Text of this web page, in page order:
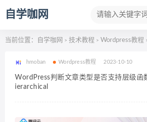
自学咖网
当前位置： 自学咖网 > 技术教程 > Wordpress教程
hmoban Wordpress教程 2023-10-10
WordPress判断文章类型是否支持层级函
ierarchical